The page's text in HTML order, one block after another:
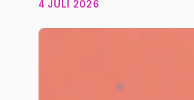
4 JULI 2026